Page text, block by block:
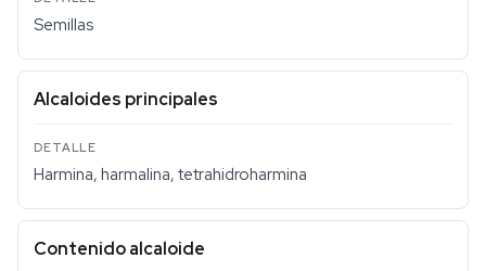
Semillas
Alcaloides principales
Harmina, harmalina, tetrahidroharmina
Contenido alcaloide